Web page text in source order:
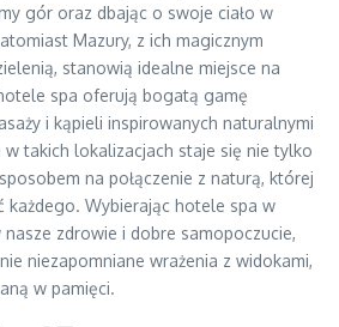
gór oraz dbając o swoje ciało w
Mazury, z ich magicznym
stanowią idealne miejsce na
spa oferują bogatą gamę
i kąpieli inspirowanych naturalnymi
takich lokalizacjach staje się nie tylko
na połączenie z naturą, której
każdego. Wybierając hotele spa w
zdrowie i dobre samopoczucie,
niezapomniane wrażenia z widokami,
w pamięci.